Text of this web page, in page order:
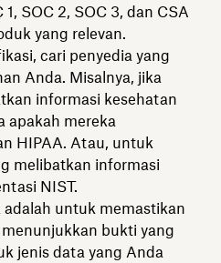
SOC 2, SOC 3, dan CSA
yang relevan.
cari penyedia yang
Anda. Misalnya, jika
informasi kesehatan
apakah mereka
HIPAA. Atau, untuk
melibatkan informasi
NIST.
untuk memastikan
bukti yang
jenis data yang Anda